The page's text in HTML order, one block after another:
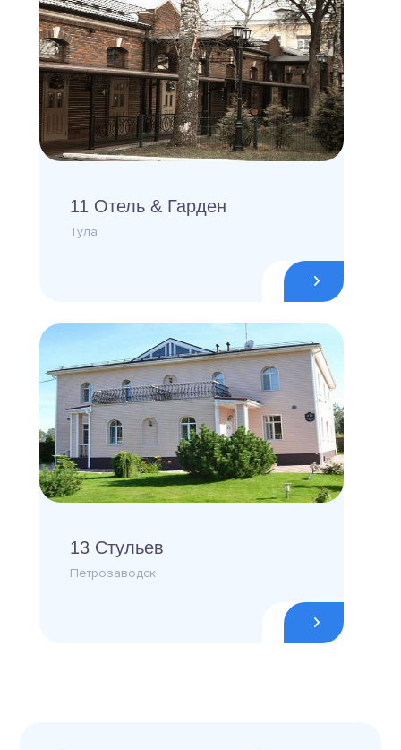
11 Отель & Гарден
Тула
13 Стульев
Петрозаводск